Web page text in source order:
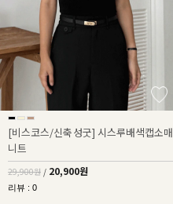
[비스코스/신축성굿] 시스루배색캡소매
니트
29,900원 / 20,900원
리뷰 : 0